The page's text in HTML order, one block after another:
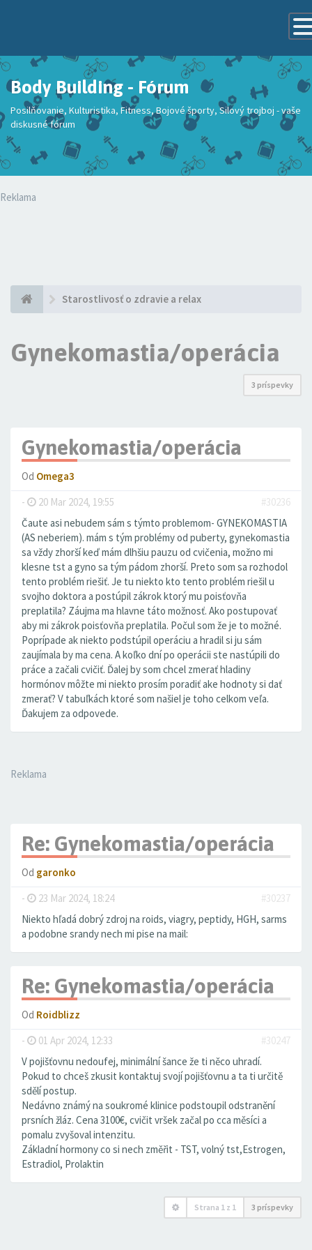
Body Building - Fórum
Posilňovanie, Kulturistika, Fitness, Bojové športy, Silový trojboj - vaše
diskusné fórum
Reklama
Starostlivosť o zdravie a relax
Gynekomastia/operácia
3 príspevky
Gynekomastia/operácia
Od Omega3
-
20 Mar 2024, 19:55
#30236
Čaute asi nebudem sám s týmto problemom- GYNEKOMASTIA
(AS neberiem). mám s tým problémy od puberty, gynekomastia
sa vždy zhorší keď mám dlhšiu pauzu od cvičenia, možno mi
klesne tst a gyno sa tým pádom zhorší. Preto som sa rozhodol
tento problém riešiť. Je tu niekto kto tento problém riešil u
svojho doktora a postúpil zákrok ktorý mu poisťovňa
preplatila? Záujma ma hlavne táto možnosť. Ako postupovať
aby mi zákrok poisťovňa preplatila. Počul som že je to možné.
Poprípade ak niekto podstúpil operáciu a hradil si ju sám
zaujímala by ma cena. A koľko dní po operácii ste nastúpili do
práce a začali cvičiť. Ďalej by som chcel zmerať hladiny
hormónov môžte mi niekto prosím poradiť ake hodnoty si dať
zmerať? V tabuľkách ktoré som našiel je toho celkom veľa.
Ďakujem za odpovede.
Reklama
Re: Gynekomastia/operácia
Od garonko
-
23 Mar 2024, 18:24
#30237
Niekto hľadá dobrý zdroj na roids, viagry, peptidy, HGH, sarms
a podobne srandy nech mi pise na mail:
Re: Gynekomastia/operácia
Od Roidblizz
-
01 Apr 2024, 12:33
#30247
V pojišťovnu nedoufej, minimální šance že ti něco uhradí.
Pokud to chceš zkusit kontaktuj svojí pojišťovnu a ta ti určitě
sdělí postup.
Nedávno známý na soukromé klinice podstoupil odstranění
prsních žláz. Cena 3100€, cvičit vršek začal po cca měsíci a
pomalu zvyšoval intenzitu.
Základní hormony co si nech změřit - TST, volný tst,Estrogen,
Estradiol, Prolaktin
Strana 1 z 1 3 príspevky